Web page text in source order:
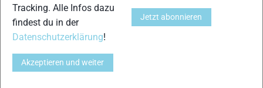
25 26
Tracking. Alle Infos dazu
findest du in der
Datenschutzerklärung!
Akzeptieren und weiter
Jetzt abonnieren